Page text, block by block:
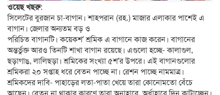
ওয়েছ খছরু:
সিলেটের বুরজান চা-বাগান। শাহপরান (রহ.) মাজার এলাকার পাশেই এ
বাগান। জেলার অন্যতম বড় ও
পরিচিত বাগানটি। কয়েকশ’ শ্রমিক এ বাগানে কাজ করেন। বাগানের
অন্তর্ভুক্ত আরও তিনটি শাখা বাগান রয়েছে। এগুলো হচ্ছে- কালাগুল,
ছড়াগাঙ, লালিছড়া। শ্রমিকের সংখ্যা ৫শ’র উপরে। এই বাগানগুলোর
শ্রমিকরা ২০ সপ্তাহ ধরে বেতন পাচ্ছে না। রেশন পাচ্ছে নামমাত্র।
শ্রমিকদের দাবি- পাহাড়ের লতা-পাতা খেয়ে তারা কোনোমতো বেঁচে